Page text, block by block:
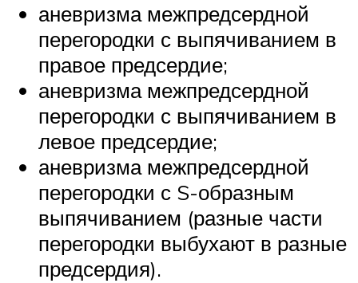
аневризма межпредсердной
перегородки с выпячиванием в
правое предсердие;
аневризма межпредсердной
перегородки с выпячиванием в
левое предсердие;
аневризма межпредсердной
перегородки с S-образным
выпячиванием (разные части
перегородки выбухают в разные
предсердия).